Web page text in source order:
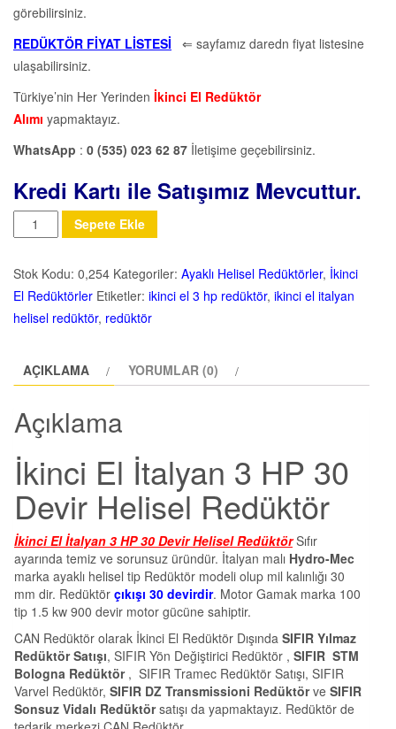
görebilirsiniz.
REDÜKTÖR FİYAT LİSTESİ ⇐ sayfamız daredn fiyat listesine
ulaşabilirsiniz.
Türkiye’nin Her Yerinden İkinci El Redüktör
Alımı yapmaktayız.
WhatsApp : 0 (535) 023 62 87 İletişime geçebilirsiniz.
Kredi Kartı ile Satışımız Mevcuttur.
Miktar Sepete Ekle
Stok Kodu: 0,254 Kategoriler: Ayaklı Helisel Redüktörler, İkinci
El Redüktörler Etiketler: ikinci el 3 hp redüktör, ikinci el italyan
helisel redüktör, redüktör
AÇIKLAMA YORUMLAR (0)
Açıklama
İkinci El İtalyan 3 HP 30
Devir Helisel Redüktör
İkinci El İtalyan 3 HP 30 Devir Helisel RedüktörSıfır
ayarında temiz ve sorunsuz üründür. İtalyan malı Hydro-Mec
marka ayaklı helisel tip Redüktör modeli olup mil kalınlığı 30
mm dir. Redüktör çıkışı 30 devirdir. Motor Gamak marka 100
tip 1.5 kw 900 devir motor gücüne sahiptir.
CAN Redüktör olarak İkinci El Redüktör Dışında SIFIR Yılmaz
Redüktör Satışı, SIFIR Yön Değiştirici Redüktör , SIFIR STM
Bologna Redüktör, SIFIR Tramec Redüktör Satışı, SIFIR
Varvel Redüktör, SIFIR DZ Transmissioni Redüktörve SIFIR
Sonsuz Vidalı Redüktörsatışı da yapmaktayız. Redüktör de